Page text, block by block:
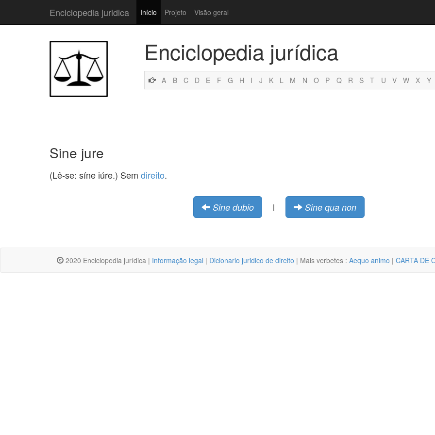
Enciclopedia juridica Início Projeto Visão geral
Enciclopedia jurídica
A B C D E F G H I J K L M N O P Q R S T U V W X Y
Sine jure
(Lê-se: síne iúre.) Sem direito.
Sine dubio | Sine qua non
2020 Enciclopedia jurídica | Informação legal | Dicionario juridico de direito | Mais verbetes : Aequo animo | CARTA DE